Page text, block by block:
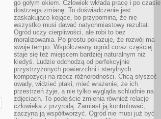
go gołym okiem. Człowiek wkłada pracę i po czasie
dostrzega zmianę. To doświadczenie jest
zaskakująco kojące, bo przypomina, że nie
wszystko musi dawać natychmiastowy rezultat.
Ogród uczy cierpliwości, ale robi to bez
moralizowania. Po prostu pokazuje, że rozwój ma
swoje tempo. Współczesny ogród coraz częściej
staje się też miejscem bardziej naturalnym niż
kiedyś. Ludzie odchodzą od perfekcyjnie
przystrzyżonych powierzchni i sterylnych
kompozycji na rzecz różnorodności. Chcą słyszeć
owady, widzieć ptaki, mieć wrażenie, że ich
przestrzeń żyje, a nie tylko wygląda schludnie na
zdjęciach. To podejście zmienia również relację
człowieka z przyrodą. Zamiast ją kontrolować,
zaczyna ją współtworzyć. Ogród nie musi już być